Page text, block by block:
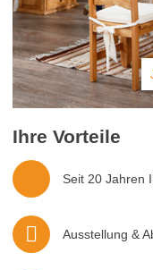
Ihre Vorteile
Seit 20 Jahren
Ausstellung &